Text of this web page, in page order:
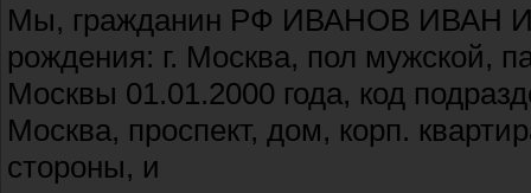
Мы, гражданин РФ ИВАНОВ ИВАН
рождения: г. Москва, пол мужской,
Москвы 01.01.2000 года, код
Москва, проспект, дом, корп.
стороны, и